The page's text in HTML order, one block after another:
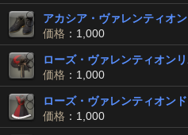
アカシア・ヴァレンティオ
価格 ：1,000
ローズ・ヴァレンティオン
価格 ：1,000
ローズ・ヴァレンティオン
価格 ：1,000